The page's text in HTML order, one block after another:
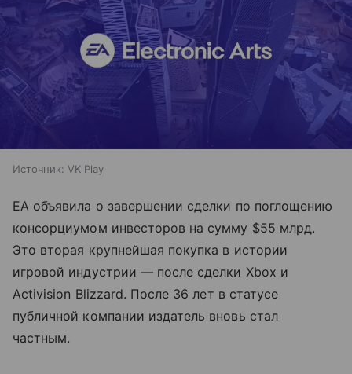
Источник: VK Play
EA объявила о завершении сделки по поглощению
консорциумом инвесторов на сумму $55 млрд.
Это вторая крупнейшая покупка в истории
игровой индустрии — после сделки Xbox и
Activision Blizzard. После 36 лет в статусе
публичной компании издатель вновь стал
частным.